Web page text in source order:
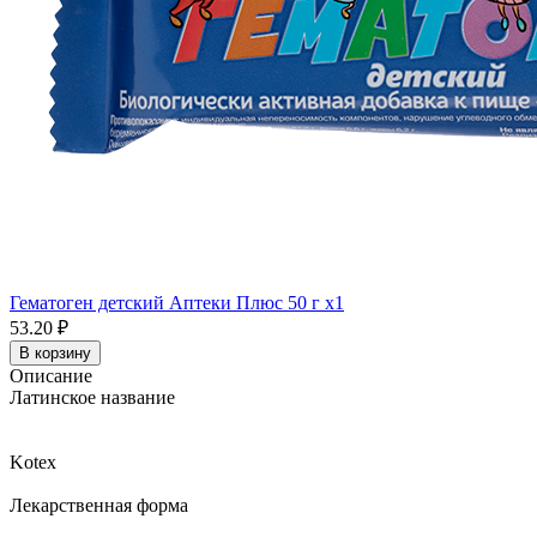
Гематоген детский Аптеки Плюс 50 г x1
53.20 ₽
В корзину
Описание
Латинское название
Kotex
Лекарственная форма